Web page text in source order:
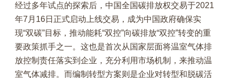
经过多年试点的探索后，中国全国碳排放权交易于2021
年7月16日正式启动上线交易，成为中国政府确保实
现“双碳”目标，推动能耗“双控”向碳排放“双控”转变的重
要政策抓手之一。这也是首次从国家层面将温室气体排
放控制责任落实到企业，充分利用市场机制，来推动温
室气体减排。而编制转型方案则是企业对转型和脱碳活